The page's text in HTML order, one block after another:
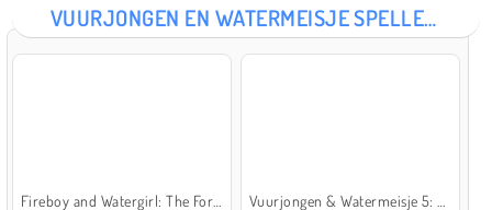
VUURJONGEN EN WATERMEISJE SPELLETJES